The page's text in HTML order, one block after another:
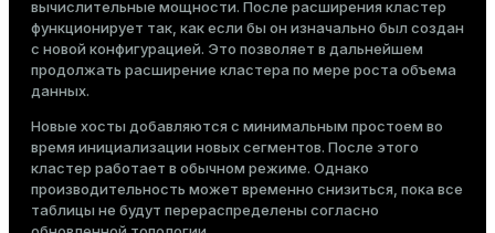
вычислительные мощности. После расширения кластер
функционирует так, как если бы он изначально был создан
с новой конфигурацией. Это позволяет в дальнейшем
продолжать расширение кластера по мере роста объема
данных.
Новые хосты добавляются с минимальным простоем во
время инициализации новых сегментов. После этого
кластер работает в обычном режиме. Однако
производительность может временно снизиться, пока все
таблицы не будут перераспределены согласно